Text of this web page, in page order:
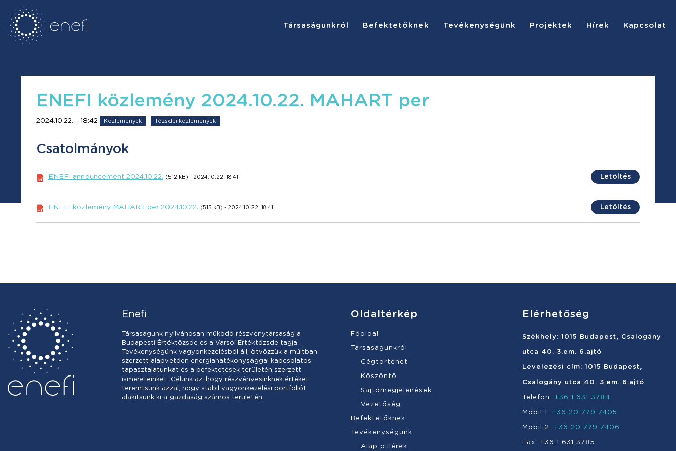
Társaságunkról Befektetőknek Tevékenységünk Projektek Hírek Kapcsolat
ENEFI közlemény 2024.10.22. MAHART per
2024.10.22. - 18:42 Közlemények Tőzsdei közlemények
Csatolmányok
ENEFI announcement 2024.10.22. (512 kB) - 2024.10.22. 18:41 Letöltés
ENEFI közlemény MAHART per 2024.10.22. (515 kB) - 2024.10.22. 18:41 Letöltés
Enefi
Társaságunk nyilvánosan működő részvénytársaság a
Budapesti Értéktőzsde és a Varsói Értéktőzsde tagja.
Tevékenységünk vagyonkezelésből áll, ötvözzük a múltban
szerzett alapvetően energiahatékonysággal kapcsolatos
tapasztalatunkat és a befektetések területén szerzett
ismereteinket. Célunk az, hogy részvényesinknek értéket
teremtsünk azzal, hogy stabil vagyonkezelési portfoliót
alakítsunk ki a gazdaság számos területén.
Oldaltérkép
Főoldal
Társaságunkról
Cégtörténet
Köszöntő
Sajtómegjelenések
Vezetőség
Befektetőknek
Tevékenységünk
Alap pillérek
Elérhetőség
Székhely: 1015 Budapest, Csalogány
utca 40. 3.em. 6.ajtó
Levelezési cím: 1015 Budapest,
Csalogány utca 40. 3.em. 6.ajtó
Telefon: +36 1 631 3784
Mobil 1: +36 20 779 7405
Mobil 2: +36 20 779 7406
Fax: +36 1 631 3785